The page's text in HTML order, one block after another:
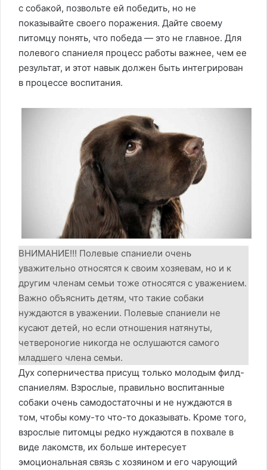
с собакой, позвольте ей победить, но не
показывайте своего поражения. Дайте своему
питомцу понять, что победа — это не главное. Для
полевого спаниеля процесс работы важнее, чем ее
результат, и этот навык должен быть интегрирован
в процессе воспитания.
ВНИМАНИЕ!!! Полевые спаниели очень
уважительно относятся к своим хозяевам, но и к
другим членам семьи тоже относятся с уважением.
Важно объяснить детям, что такие собаки
нуждаются в уважении. Полевые спаниели не
кусают детей, но если отношения натянуты,
четвероногие никогда не ослушаются самого
младшего члена семьи.
Дух соперничества присущ только молодым филд-
спаниелям. Взрослые, правильно воспитанные
собаки очень самодостаточны и не нуждаются в
том, чтобы кому-то что-то доказывать. Кроме того,
взрослые питомцы редко нуждаются в похвале в
виде лакомств, их больше интересует
эмоциональная связь с хозяином и его чарующий